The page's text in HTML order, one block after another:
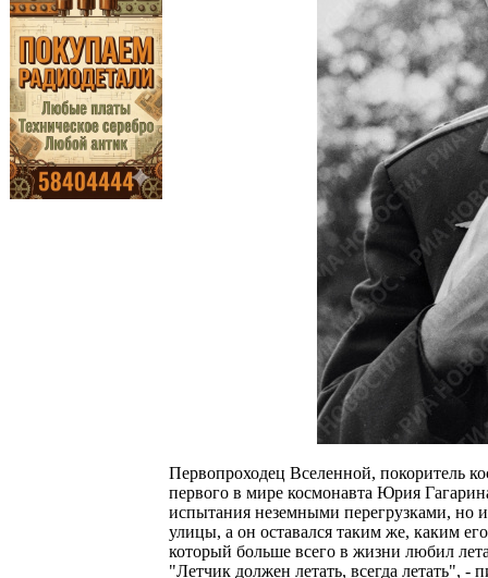
Первопроходец Вселенной, покоритель
первого в мире космонавта Юрия
испытания неземными перегрузками, но
улицы, а он оставался таким же, каким
который больше всего в жизни любил
"Летчик должен летать, всегда летать", -